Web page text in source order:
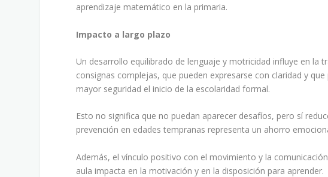
aprendizaje matemático en la primaria.
Impacto a largo plazo
Un desarrollo equilibrado de lenguaje y motricidad influye en la
consignas complejas, que pueden expresarse con claridad y
mayor seguridad el inicio de la escolaridad formal.
Esto no significa que no puedan aparecer desafíos, pero sí
prevención en edades tempranas representa un ahorro
Además, el vínculo positivo con el movimiento y la
aula impacta en la motivación y en la disposición para aprender.